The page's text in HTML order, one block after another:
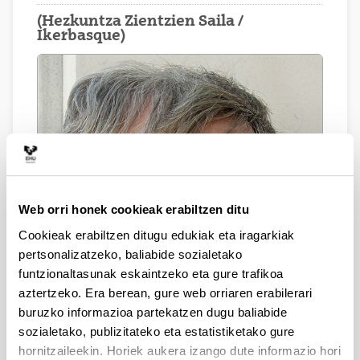
Web orri honek cookieak erabiltzen ditu
Cookieak erabiltzen ditugu edukiak eta iragarkiak
pertsonalizatzeko, baliabide sozialetako
funtzionaltasunak eskaintzeko eta gure trafikoa
aztertzeko. Era berean, gure web orriaren erabilerari
buruzko informazioa partekatzen dugu baliabide
sozialetako, publizitateko eta estatistiketako gure
hornitzaileekin. Horiek aukera izango dute informazio hori
(Hezkuntza Zientzien Saila /
Ikerbasque)